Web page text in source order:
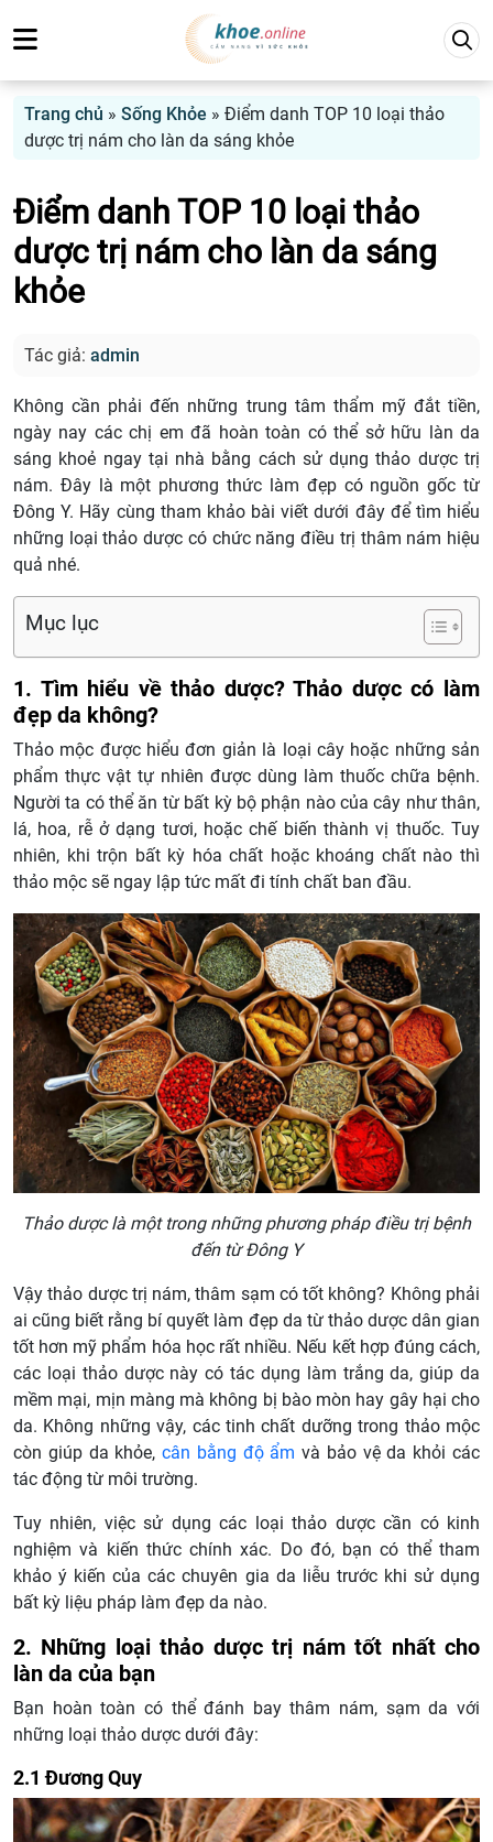
Trang chủ » Sống Khỏe » Điểm danh TOP 10 loại thảo
dược trị nám cho làn da sáng khỏe
Điểm danh TOP 10 loại thảo
dược trị nám cho làn da sáng
khỏe
Tác giả: admin
Không cần phải đến những trung tâm thẩm mỹ đắt tiền,
ngày nay các chị em đã hoàn toàn có thể sở hữu làn da
sáng khoẻ ngay tại nhà bằng cách sử dụng thảo dược trị
nám. Đây là một phương thức làm đẹp có nguồn gốc từ
Đông Y. Hãy cùng tham khảo bài viết dưới đây để tìm hiểu
những loại thảo dược có chức năng điều trị thâm nám hiệu
quả nhé.
Mục lục
1. Tìm hiểu về thảo dược? Thảo dược có làm
đẹp da không?
Thảo mộc được hiểu đơn giản là loại cây hoặc những sản
phẩm thực vật tự nhiên được dùng làm thuốc chữa bệnh.
Người ta có thể ăn từ bất kỳ bộ phận nào của cây như thân,
lá, hoa, rễ ở dạng tươi, hoặc chế biến thành vị thuốc. Tuy
nhiên, khi trộn bất kỳ hóa chất hoặc khoáng chất nào thì
thảo mộc sẽ ngay lập tức mất đi tính chất ban đầu.
Thảo dược là một trong những phương pháp điều trị bệnh
đến từ Đông Y
Vậy thảo dược trị nám, thâm sạm có tốt không? Không phải
ai cũng biết rằng bí quyết làm đẹp da từ thảo dược dân gian
tốt hơn mỹ phẩm hóa học rất nhiều. Nếu kết hợp đúng cách,
các loại thảo dược này có tác dụng làm trắng da, giúp da
mềm mại, mịn màng mà không bị bào mòn hay gây hại cho
da. Không những vậy, các tinh chất dưỡng trong thảo mộc
còn giúp da khỏe,cân bằng độ ẩm và bảo vệ da khỏi các
tác động từ môi trường.
Tuy nhiên, việc sử dụng các loại thảo dược cần có kinh
nghiệm và kiến ​​thức chính xác. Do đó, bạn có thể tham
khảo ý kiến của các chuyên gia da liễu trước khi sử dụng
bất kỳ liệu pháp làm đẹp da nào.
2. Những loại thảo dược trị nám tốt nhất cho
làn da của bạn
Bạn hoàn toàn có thể đánh bay thâm nám, sạm da với
những loại thảo dược dưới đây:
2.1 Đương Quy